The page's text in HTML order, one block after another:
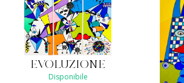
EVOLUZIONE
Disponibile